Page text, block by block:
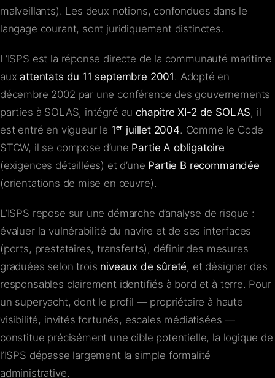
malveillants). Les deux notions, confondues dans le
langage courant, sont juridiquement distinctes.
L’ISPS est la réponse directe de la communauté maritime
aux attentats du 11 septembre 2001. Adopté en
décembre 2002 par une conférence des gouvernements
parties à SOLAS, intégré auchapitre XI-2 de SOLAS, il
est entré en vigueur le 1ᵉʳ juillet 2004. Comme le Code
STCW, il se compose d’une Partie A obligatoire
(exigences détaillées) et d’une Partie B recommandée
(orientations de mise en œuvre).
L’ISPS repose sur une démarche d’analyse de risque :
évaluer la vulnérabilité du navire et de ses interfaces
(ports, prestataires, transferts), définir des mesures
graduées selon trois niveaux de sûreté, et désigner des
responsables clairement identifiés à bord et à terre. Pour
un superyacht, dont le profil — propriétaire à haute
visibilité, invités fortunés, escales médiatisées —
constitue précisément une cible potentielle, la logique de
l’ISPS dépasse largement la simple formalité
administrative.